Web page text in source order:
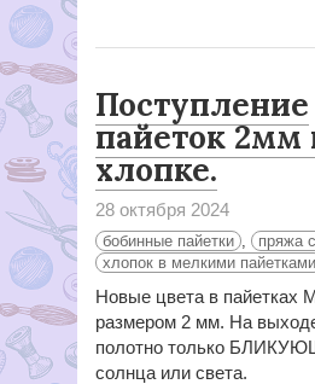
Поступление
пайеток 2мм
хлопке.
28 октября 2024
бобинные пайетки , пряжа
хлопок в мелкими пайетками
Новые цвета в пайетках
размером 2 мм. На
полотно только
солнца или света.